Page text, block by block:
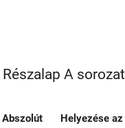
A sorozat
Helyezése